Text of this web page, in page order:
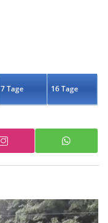
7 Tage 16 Tage